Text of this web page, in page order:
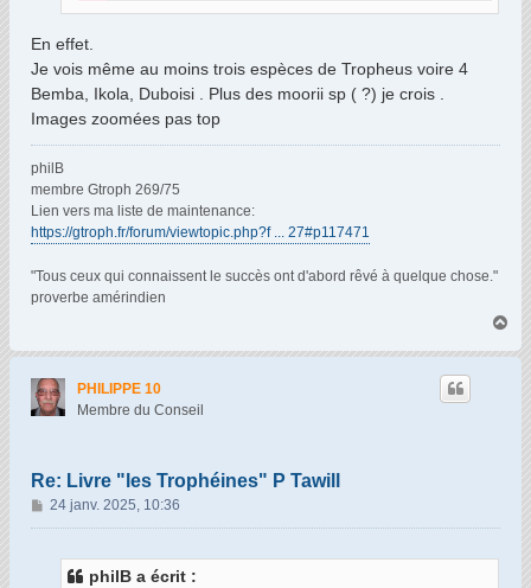
En effet.
Je vois même au moins trois espèces de Tropheus voire 4
Bemba, Ikola, Duboisi . Plus des moorii sp ( ?) je crois .
Images zoomées pas top
philB
membre Gtroph 269/75
Lien vers ma liste de maintenance:
https://gtroph.fr/forum/viewtopic.php?f ... 27#p117471
"Tous ceux qui connaissent le succès ont d'abord rêvé à quelque chose."
proverbe amérindien
u
PHILIPPE 10
Membre du Conseil
Re: Livre "les Trophéines" P Tawill
M
e
24 janv. 2025, 10:36
philB a écrit :